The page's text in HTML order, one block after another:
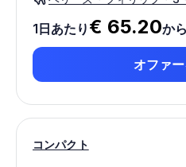
1日あたり € 65.20から
オファ
コンパクト